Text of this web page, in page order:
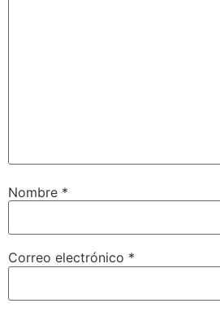
Nombre *
Correo electrónico *